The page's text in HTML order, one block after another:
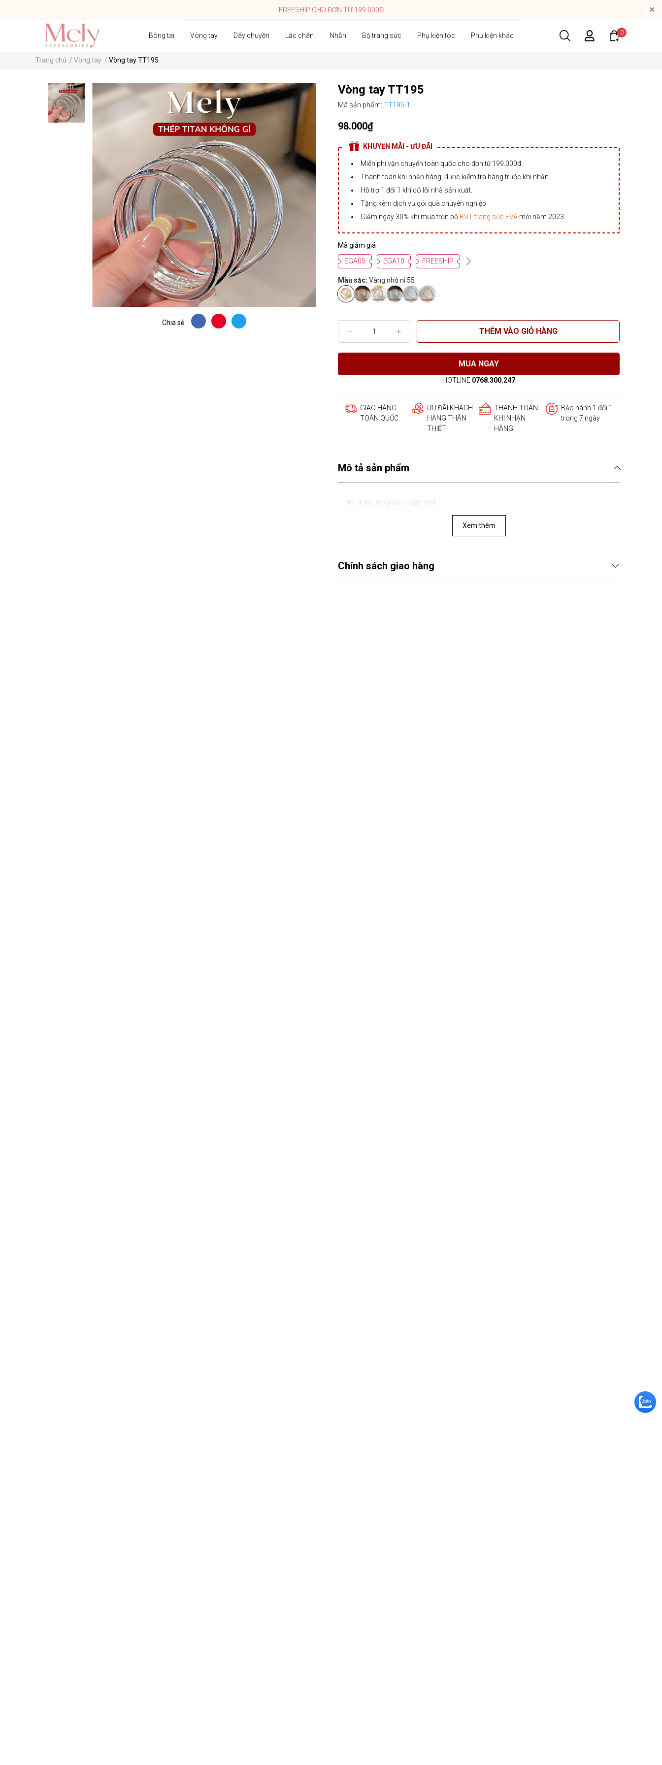
FREESHIP CHO ĐƠN TỪ 199.000Đ ×
Bông tai Vòng tay Dây chuyền Lắc chân Nhẫn Bộ trang sức Phụ kiện tóc Phụ kiện khác 0
Trang chủ / Vòng tay / Vòng tay TT195
Chia sẻ
Vòng tay TT195
Mã sản phẩm: TT195-1
98.000₫
KHUYẾN MÃI - ƯU ĐÃI
Miễn phí vận chuyển toàn quốc cho đơn từ 199.000đ.
Thanh toán khi nhận hàng, được kiểm tra hàng trước khi nhận.
Hỗ trợ 1 đổi 1 khi có lỗi nhà sản xuất.
Tặng kèm dịch vụ gói quà chuyên nghiệp
Giảm ngay 30% khi mua trọn bộ BST trang sức EVA mới năm 2023
Mã giảm giá
EGA05
EGA10 FREESHIP
Màu sắc: Vàng nhỏ ni 55
THÊM VÀO GIỎ HÀNG
MUA NGAY
HOTLINE 0768.300.247
GIAO HÀNG
TOÀN QUỐC
ƯU ĐÃI KHÁCH
HÀNG THÂN
THIẾT
THANH TOÁN
KHI NHẬN
HÀNG
Bảo hành 1 đổi 1
trong 7 ngày
Mô tả sản phẩm
Nội dung đang được cập nhật
Xem thêm
Chính sách giao hàng